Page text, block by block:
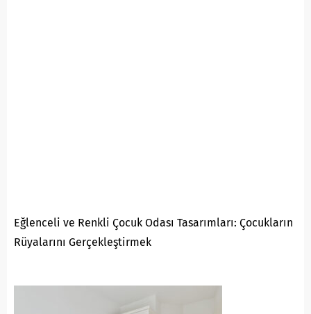
Eğlenceli ve Renkli Çocuk Odası Tasarımları: Çocukların
Rüyalarını Gerçekleştirmek